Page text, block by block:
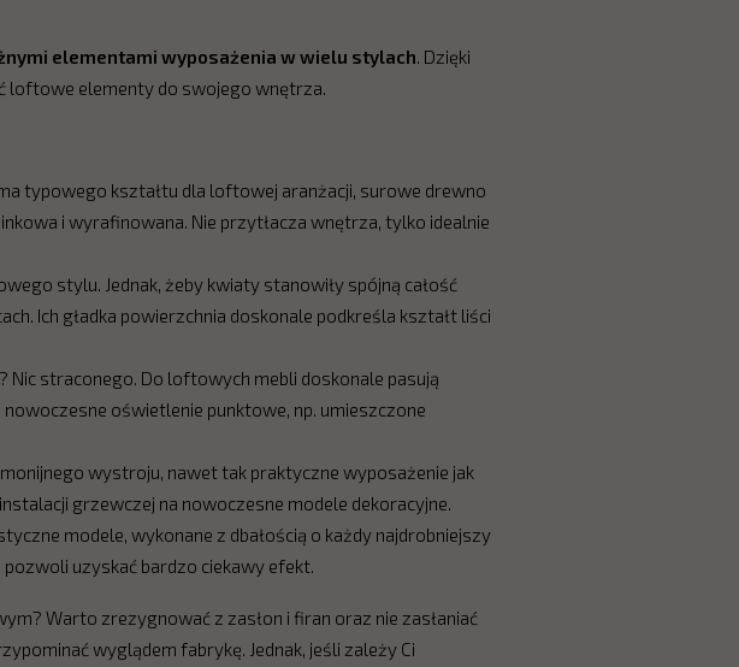
elementami wyposażenia w wielu stylach. Dzięki
loftowe elementy do swojego wnętrza.
typowego kształtu dla loftowej aranżacji, surowe drewno
i wyrafinowana. Nie przytłacza wnętrza, tylko idealnie
stylu. Jednak, żeby kwiaty stanowiły spójną całość
Ich gładka powierzchnia doskonale podkreśla kształt liści
Nic straconego. Do loftowych mebli doskonale pasują
nowoczesne oświetlenie punktowe, np. umieszczone
wystroju, nawet tak praktyczne wyposażenie jak
grzewczej na nowoczesne modele dekoracyjne.
modele, wykonane z dbałością o każdy najdrobniejszy
uzyskać bardzo ciekawy efekt.
Warto zrezygnować z zasłon i firan oraz nie zasłaniać
wyglądem fabrykę. Jednak, jeśli zależy Ci